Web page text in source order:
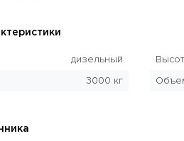
дизельный
3000 кг